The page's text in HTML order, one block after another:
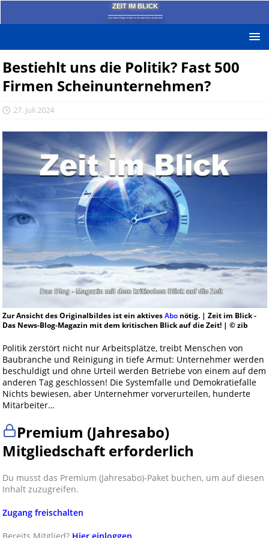
ZEIT IM BLICK
Das News-Blog mit dem kritischen Blick auf die Zeit!
Bestiehlt uns die Politik? Fast 500
Firmen Scheinunternehmen?
27. Juli 2024
Zur Ansicht des Originalbildes ist ein aktivesAbonötig. | Zeit im Blick -
Das News-Blog-Magazin mit dem kritischen Blick auf die Zeit! | © zib
Politik zerstört nicht nur Arbeitsplätze, treibt Menschen von
Baubranche und Reinigung in tiefe Armut: Unternehmer werden
beschuldigt und ohne Urteil werden Betriebe von einem auf dem
anderen Tag geschlossen! Die Systemfalle und Demokratiefalle
Nichts bewiesen, aber Unternehmer vorverurteilen, hunderte
Mitarbeiter…
Premium (Jahresabo)
Mitgliedschaft erforderlich
Du musst das Premium (Jahresabo)-Paket buchen, um auf diesen
Inhalt zuzugreifen.
Zugang freischalten